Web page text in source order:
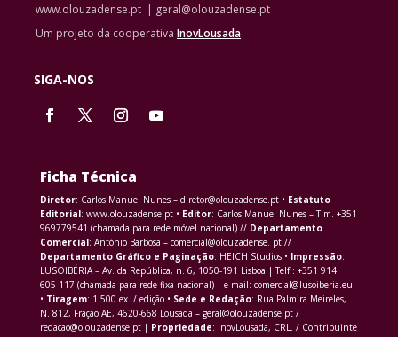
www.olouzadense.pt | geral@olouzadense.pt
Um projeto da cooperativa InovLousada
SIGA-NOS
Ficha Técnica
Diretor: Carlos Manuel Nunes – diretor@olouzadense.pt • Estatuto
Editorial: www.olouzadense.pt • Editor: Carlos Manuel Nunes – Tlm. +351
969779541 (chamada para rede móvel nacional) // Departamento
Comercial: António Barbosa – comercial@olouzadense. pt //
Departamento Gráfico e Paginação: HEICH Studios • Impressão:
LUSOIBÉRIA – Av. da República, n. 6, 1050-191 Lisboa | Telf.: +351 914
605 117 (chamada para rede fixa nacional) | e-mail: comercial@lusoiberia.eu
• Tiragem: 1 500 ex. / edição • Sede e Redação: Rua Palmira Meireles,
N. 812, Fração AE, 4620-668 Lousada – geral@olouzadense.pt /
redacao@olouzadense.pt | Propriedade: InovLousada, CRL. / Contribuinte